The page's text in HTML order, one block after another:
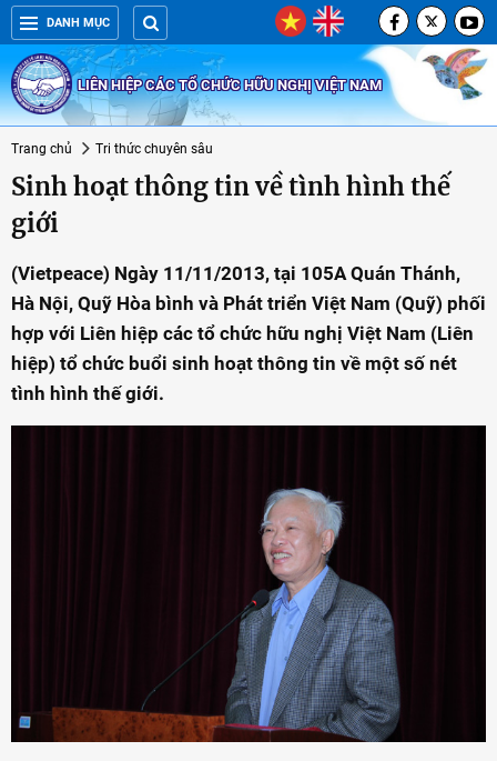
DANH MỤC
LIÊN HIỆP CÁC TỔ CHỨC HỮU NGHỊ VIỆT NAM
Trang chủ Tri thức chuyên sâu
Sinh hoạt thông tin về tình hình thế
giới
(Vietpeace) Ngày 11/11/2013, tại 105A Quán Thánh,
Hà Nội, Quỹ Hòa bình và Phát triển Việt Nam (Quỹ) phối
hợp với Liên hiệp các tổ chức hữu nghị Việt Nam (Liên
hiệp) tổ chức buổi sinh hoạt thông tin về một số nét
tình hình thế giới.